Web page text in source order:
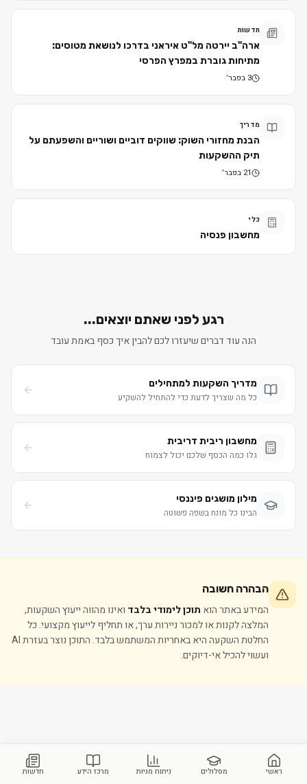
חדשות
ארה"ב יירטה מל"ט איראני בדרכו לנושאת מטוסים:
מתיחות גוברת במפרץ הפרסי
3 בפבר׳
מדריך
הבנת מחזורי השוק: שווקים דוביים ושוריים והשפעתם על
תיק ההשקעות
21 בפבר׳
כלי
מחשבון פנסיה
רגע לפני שאתם יוצאים...
הנה עוד דברים שיעזרו לכם להבין איך כסף באמת עובד
מדריך השקעות למתחילים
כל מה שצריך לדעת כדי להתחיל להשקיע
מחשבון ריבית דריבית
גלו כמה הכסף שלכם יכול לצמוח
מילון מושגים פיננסי
הבינו כל מונח בשפה פשוטה
הבהרה חשובה
המידע באתר הוא תוכן לימודי בלבד ואינו מהווה ייעוץ השקעות,
המלצה לקנות או למכור ניירות ערך, או תחליף לייעוץ מקצועי. כל
החלטת השקעה היא באחריות המשתמש בלבד. התוכן נוצר בעזרת AI
ועשוי להכיל אי-דיוקים.
ראשי מסלולים ניתוח מניות מרכז הידע חדשות